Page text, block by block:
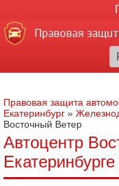
Правовая
Правовая защита
Екатеринбург »
Восточный Ветер
Автоцентр